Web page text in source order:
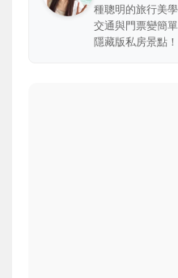
種聰明的旅行美
交通與門票變簡
隱藏版私房景點！